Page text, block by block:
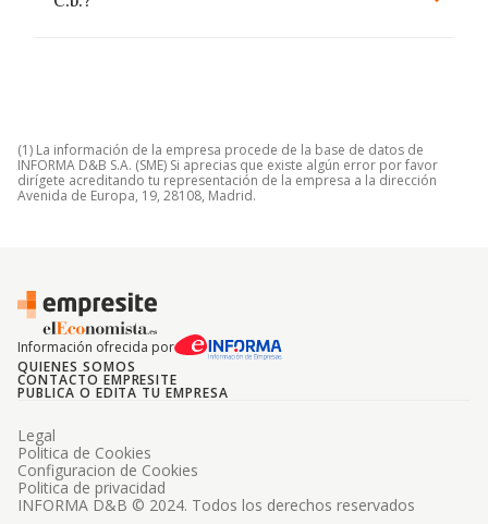
(1) La información de la empresa procede de la base de datos de
INFORMA D&B S.A. (SME) Si aprecias que existe algún error por favor
dirígete acreditando tu representación de la empresa a la dirección
Avenida de Europa, 19, 28108, Madrid.
Información ofrecida por
QUIENES SOMOS
CONTACTO EMPRESITE
PUBLICA O EDITA TU EMPRESA
INFORMA D&B © 2024. Todos los derechos reservados
Legal
Politica de Cookies
Configuracion de Cookies
Politica de privacidad